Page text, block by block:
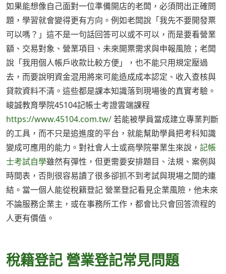
如果能想像自己面對一位準備開店的老闆，必須問出正確問
題，學習就會變得更有方向。例如老闆說「我先不要開發票
可以嗎？」這不是一句話回答可以或不可以，而是要看營業
額、交易對象、營業項目、未來開票需求與申報風險；老闆
說「我用個人帳戶收款比較方便」，也不能只用規定壓過
去，而要說明資金混用將來可能造成成本認定、收入查核與
貸款資料不清。這些都是課本知識落到現場後的真實考驗。
峻誠教育學院45104記帳士考證雲端課程
https://www.45104.com.tw/若能被學員當成建立專業判斷
的工具，而不只是追進度的平台，就能幫助學員把考科知識
變成可應用的能力。對社會人士或商學院畢業生來說， 記帳
士考試自學雖然有彈性，但更需要安排題目、法規、案例與
時間表，否則很容易讀了很多卻抓不到考試與現場之間的連
結。當一個人能從稅籍登記 營業登記看見企業風險，他未來
不論服務企業主，或在事務所工作，都會比只會回答流程的
人更有價值。
稅籍登記 營業登記常見問題